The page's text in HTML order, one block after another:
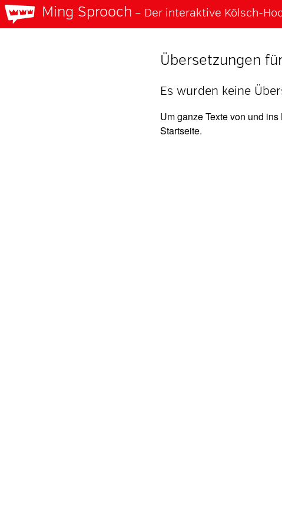
Ming Sprooch – Der interaktive Kölsch-
Übersetzungen
Es wurden keine
Um ganze Texte von und
Startseite.